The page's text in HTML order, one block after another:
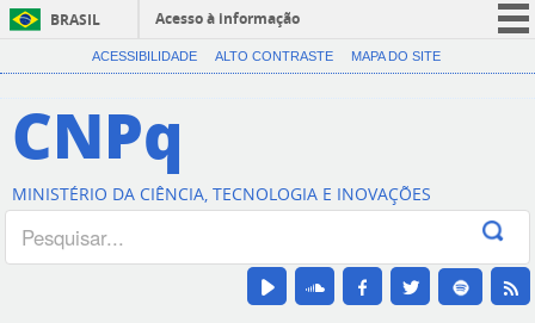
BRASIL
Acesso à informação
CORONAVÍRUS (COVID-19)
Canais
ACESSIBILIDADE ALTO CONTRASTE MAPA DO SITE
CNPq
MINISTÉRIO DA CIÊNCIA, TECNOLOGIA E INOVAÇÕES